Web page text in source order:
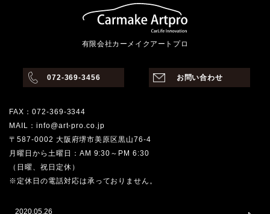
有限会社カーメイクアートプロ
072-369-3456 お問い合わせ
FAX：072-369-3344
MAIL：info@art-pro.co.jp
〒587-0002 大阪府堺市美原区黒山76-4
月曜日から土曜日：AM 9:30～PM 6:30
（日曜、祝日定休）
※定休日の電話対応は承っておりません。
2020.05.26